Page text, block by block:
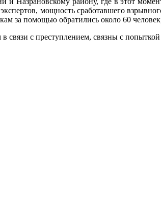
мощность сработавшего
за помощью обратились около 60
связи с преступлением, связны с